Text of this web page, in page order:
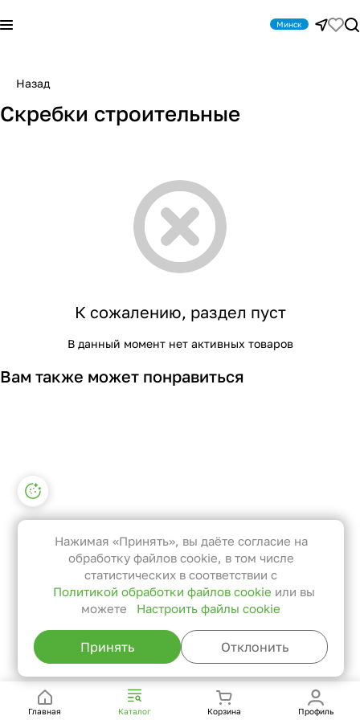
Минск
Назад
Скребки строительные
К сожалению, раздел пуст
В данный момент нет активных товаров
Вам также может понравиться
Главная Каталог Корзина Профиль
Настройки файлов cookie
Функциональные
Эти файлы необходимы для
функционирования сайта и не
могут быть отключены в наших
системах. Вы можете настроить
браузер так, чтобы он блокировал
их или уведомлял вас об их
использовании, но в таком случае
сайта не будут работать.
Нажимая «Принять», вы даёте согласие на
обработку файлов cookie, в том числе
статистических в соответствии с
Политикой обработки файлов cookie или вы
можете
Настроить файлы cookie
Принять Отклонить